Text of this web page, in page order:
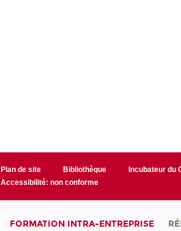
Plan de site Bibliothèque Incubateur du
Accessibilité: non conforme
FORMATION INTRA-ENTREPRISE